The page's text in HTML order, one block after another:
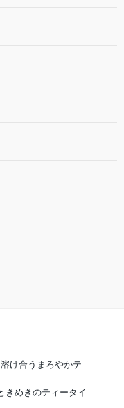
け合うまろやかテ
きめきのティータイ